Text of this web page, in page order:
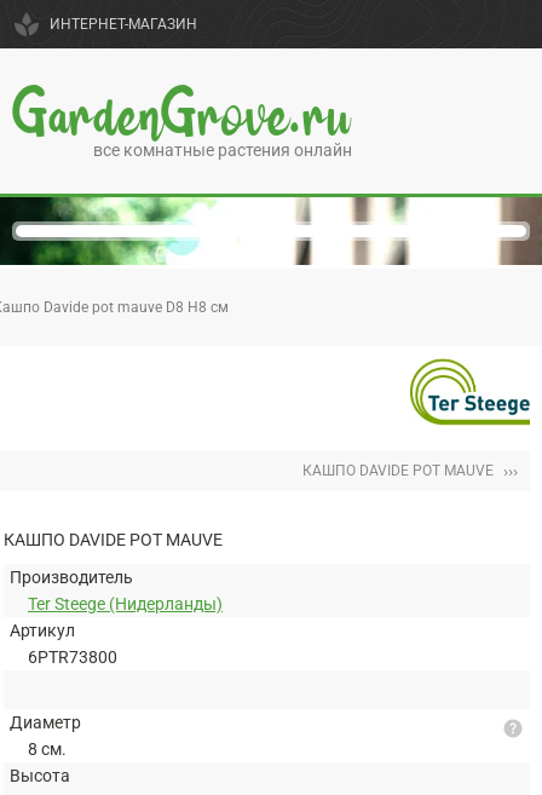
spa ИНТЕРНЕТ-МАГАЗИН
GardenGrove.ru
все комнатные растения онлайн
Davide pot mauve D8 H8 см
КАШПО DAVIDE POT MAUVE ›››
КАШПО DAVIDE POT MAUVE
Производитель
Ter Steege (Нидерланды)
Артикул
6PTR73800
Диаметр
8 см.
Высота
help